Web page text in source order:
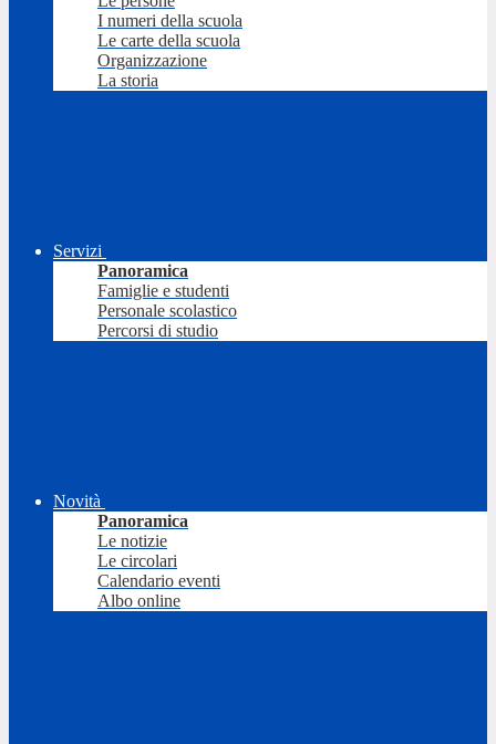
I numeri della scuola
Le carte della scuola
Organizzazione
La storia
Servizi
Panoramica
Famiglie e studenti
Personale scolastico
Percorsi di studio
Novità
Panoramica
Le notizie
Le circolari
Calendario eventi
Albo online